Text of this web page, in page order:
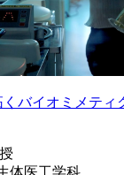
バイオミメティ
体医工学科